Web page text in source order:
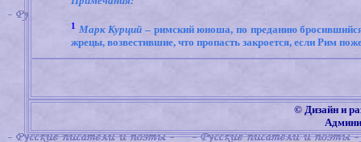
1 Марк Курций – римский юноша, по преданию
жрецы, возвестившие, что пропасть закроется, если Рим
© Дизайн и